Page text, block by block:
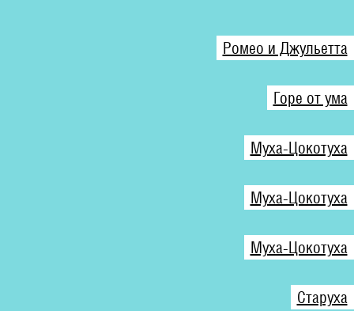
Ромео и Джульетта
Горе от ума
Муха-Цокотуха
Муха-Цокотуха
Муха-Цокотуха
Старуха